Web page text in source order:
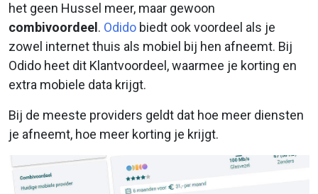
het geen Hussel meer, maar gewoon
combivoordeel . Odido biedt ook voordeel als je
zowel internet thuis als mobiel bij hen afneemt. Bij
Odido heet dit Klantvoordeel, waarmee je korting en
extra mobiele data krijgt.
Bij de meeste providers geldt dat hoe meer diensten
je afneemt, hoe meer korting je krijgt.